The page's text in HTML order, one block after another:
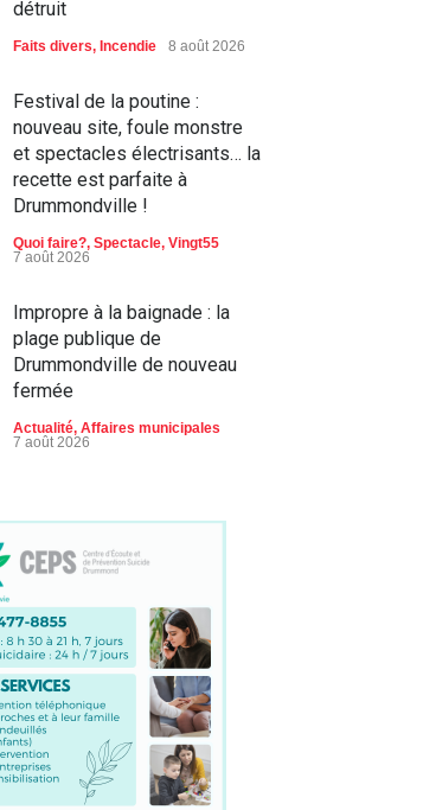
détruit
Faits divers, Incendie 8 août 2026
Festival de la poutine :
nouveau site, foule monstre
et spectacles électrisants… la
recette est parfaite à
Drummondville !
Quoi faire?, Spectacle, Vingt55
7 août 2026
Impropre à la baignade : la
plage publique de
Drummondville de nouveau
fermée
Actualité, Affaires municipales
7 août 2026